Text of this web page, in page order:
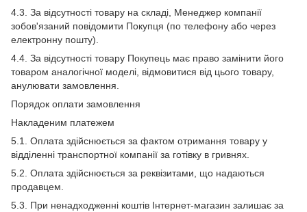
4.3. За відсутності товару на складі, Менеджер компанії
зобов'язаний повідомити Покупця (по телефону або через
електронну пошту).
4.4. За відсутності товару Покупець має право замінити його
товаром аналогічної моделі, відмовитися від цього товару,
анулювати замовлення.
Порядок оплати замовлення
Накладеним платежем
5.1. Оплата здійснюється за фактом отримання товару у
відділенні транспортної компанії за готівку в гривнях.
5.2. Оплата здійснюється за реквізитами, що надаються
продавцем.
5.3. При ненадходженні коштів Інтернет-магазин залишає за